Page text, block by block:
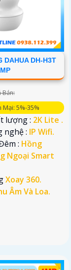
DAHUA DH-H3T
Bán:
5%-35%
lượng : 2K Lite .
nghệ : IP Wifi.
: Hồng
Ngoại Smart
Xoay 360.
Âm Và Loa.